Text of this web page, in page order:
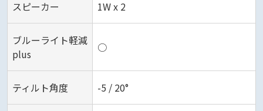
スピーカー 1W x 2‎
ブルーライト軽減
plus
○
ティルト角度 -5 / 20°‎